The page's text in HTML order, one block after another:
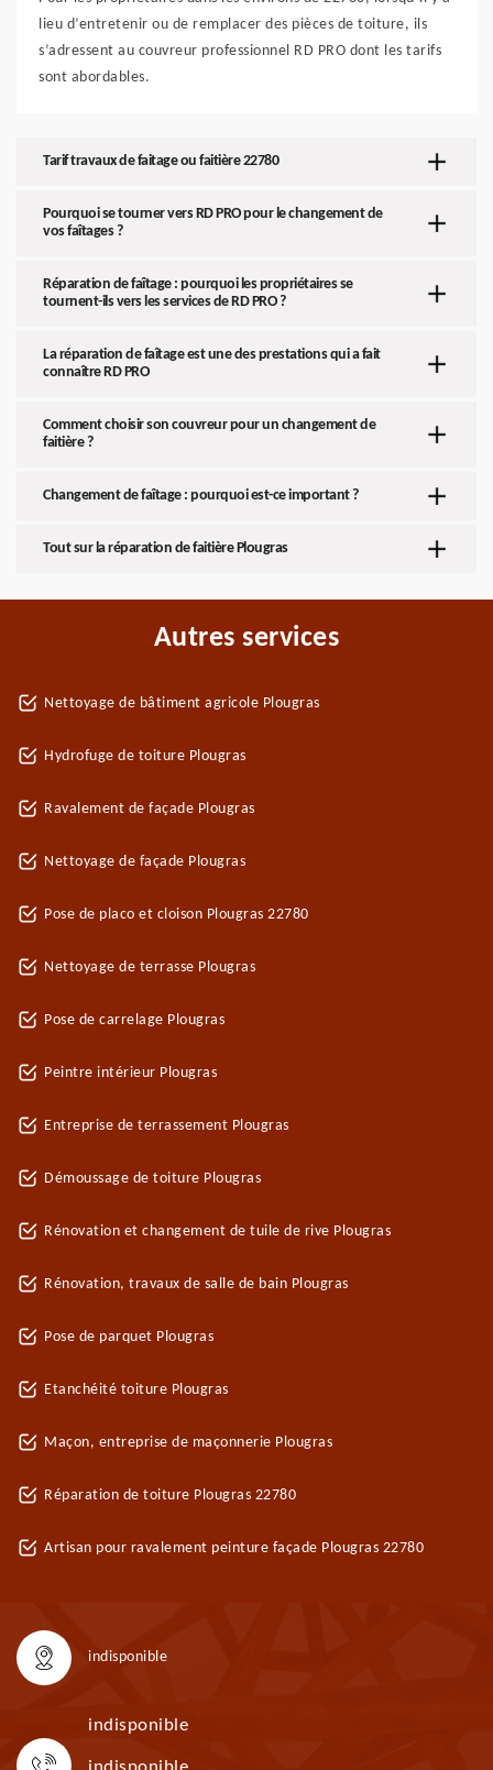
lieu d’entretenir ou de remplacer des pièces de toiture, ils
s’adressent au couvreur professionnel RD PRO dont les tarifs
sont abordables.
Tarif travaux de faitage ou faitière 22780
Pourquoi se tourner vers RD PRO pour le changement de
vos faîtages ?
Réparation de faîtage : pourquoi les propriétaires se
tournent-ils vers les services de RD PRO ?
La réparation de faîtage est une des prestations qui a fait
connaître RD PRO
Comment choisir son couvreur pour un changement de
faitière ?
Changement de faîtage : pourquoi est-ce important ?
Tout sur la réparation de faitière Plougras
Autres services
Nettoyage de bâtiment agricole Plougras
Hydrofuge de toiture Plougras
Ravalement de façade Plougras
Nettoyage de façade Plougras
Pose de placo et cloison Plougras 22780
Nettoyage de terrasse Plougras
Pose de carrelage Plougras
Peintre intérieur Plougras
Entreprise de terrassement Plougras
Démoussage de toiture Plougras
Rénovation et changement de tuile de rive Plougras
Rénovation, travaux de salle de bain Plougras
Pose de parquet Plougras
Etanchéité toiture Plougras
Maçon, entreprise de maçonnerie Plougras
Réparation de toiture Plougras 22780
Artisan pour ravalement peinture façade Plougras 22780
indisponible
indisponible